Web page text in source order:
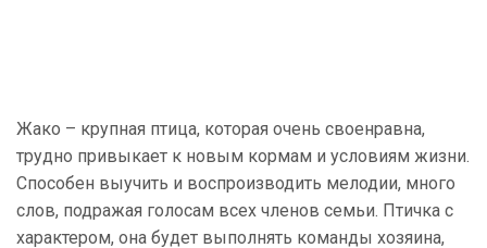
Жако – крупная птица, которая очень своенравна,
трудно привыкает к новым кормам и условиям жизни.
Способен выучить и воспроизводить мелодии, много
слов, подражая голосам всех членов семьи. Птичка с
характером, она будет выполнять команды хозяина,